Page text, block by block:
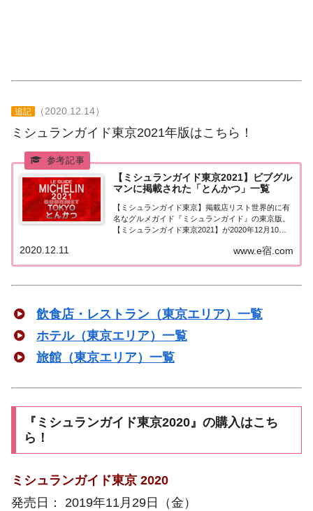
追記 （2020.12.14）
ミシュランガイド東京2021年版はこちら！
【ミシュランガイド東京2021】ビブグル
マンに掲載された「とんかつ」一覧
【ミシュランガイド東京】掲載店リスト世界的に有
名なグルメガイド『ミシュランガイド』の東京版。
【ミシュランガイド東京2021】が2020年12月10日
グルマンに掲載された「とんかつ」を一覧にまとめ
ました。ミシュラン東京2021 ビブグル...
www.e宿.com
2020.12.11
飲食店・レストラン（東京エリア）一覧
ホテル（東京エリア）一覧
旅館（東京エリア）一覧
『ミシュランガイド東京2020』の購入はこち
ら！
ミシュランガイド東京 2020
発売日： 2019年11月29日（金）